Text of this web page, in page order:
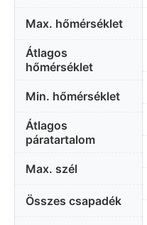
Max. hőmérséklet
Átlagos
hőmérséklet
Min. hőmérséklet
Átlagos
páratartalom
Max. szél
Összes csapadék